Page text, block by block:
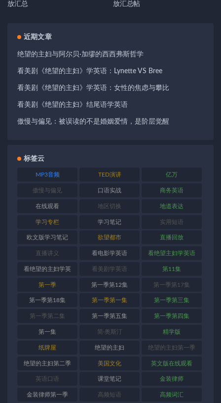
放汇总
放汇总帖
近期文章
绝望的主妇与阿尔贝·加缪的西西弗斯哲学
看美剧《绝望的主妇》学英语：Lynette VS Bree
看美剧《绝望的主妇》学英语：女性的焦虑与攀比
看美剧《绝望的主妇》结尾语学英语
傲慢与偏见：被误读的不是婚姻爱情，是阶层觉醒
标签云
MP3音频 TED演讲 亿万
傲慢与偏见 口语实战 商务英语
在线观看 地区切换 地道表达
学习专栏 学习笔记 实用短语
欧文版学习笔记 欲望都市 直播回放
直播讲义 看电影学英语 看绝望主妇学英语
看绝望的主妇学英
语
看美剧学英语 第11集
第一季 第一季第12集 第一季第17集
第一季第18集 第一季第一集 第一季第三集
第一季第二集 第一季第五集 第一季第四集
第一集 简·奥斯汀 精学版
纸牌屋 绝望的主妇 绝望的主妇第一季
绝望的主妇第二季 美国文化 英文版在线观看
英语口语 课堂笔记 金装律师
金装律师第一季 高频短语 高频词汇